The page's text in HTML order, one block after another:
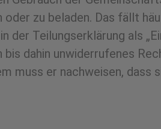
zu beladen. Das fällt
Teilungserklärung als
dahin unwiderrufenes
muss er nachweisen, dass